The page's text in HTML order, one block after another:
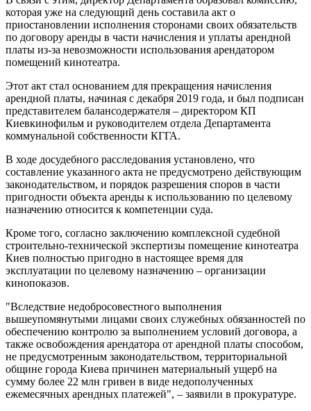
которая уже на следующий день составила акт о
приостановлении исполнения сторонами своих обязательств
по договору аренды в части начисления и уплаты арендной
платы из-за невозможности использования арендатором
помещений кинотеатра.
Этот акт стал основанием для прекращения начисления
арендной платы, начиная с декабря 2019 года, и был подписан
представителем балансодержателя – директором КП
Киевкинофильм и руководителем отдела Департамента
коммунальной собственности КГГА.
В ходе досудебного расследования установлено, что
составление указанного акта не предусмотрено действующим
законодательством, и порядок разрешения споров в части
пригодности объекта аренды к использованию по целевому
назначению относится к компетенции суда.
Кроме того, согласно заключению комплексной судебной
строительно-технической экспертизы помещение кинотеатра
Киев полностью пригодно в настоящее время для
эксплуатации по целевому назначению – организации
кинопоказов.
"Вследствие недобросовестного выполнения
вышеупомянутыми лицами своих служебных обязанностей по
обеспечению контролю за выполнением условий договора, а
также освобождения арендатора от арендной платы способом,
не предусмотренным законодательством, территориальной
общине города Киева причинен материальный ущерб на
сумму более 22 млн гривен в виде недополученных
ежемесячных арендных платежей", – заявили в прокуратуре.